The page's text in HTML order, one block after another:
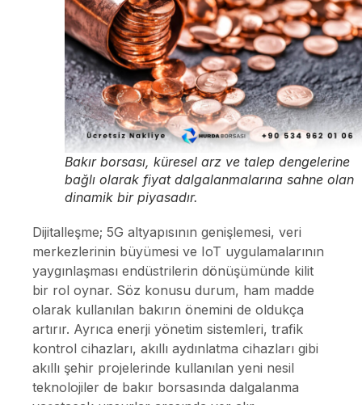
Bakır borsası, küresel arz ve talep dengelerine
bağlı olarak fiyat dalgalanmalarına sahne olan
dinamik bir piyasadır.
Dijitalleşme; 5G altyapısının genişlemesi, veri
merkezlerinin büyümesi ve IoT uygulamalarının
yaygınlaşması endüstrilerin dönüşümünde kilit
bir rol oynar. Söz konusu durum, ham madde
olarak kullanılan bakırın önemini de oldukça
artırır. Ayrıca enerji yönetim sistemleri, trafik
kontrol cihazları, akıllı aydınlatma cihazları gibi
akıllı şehir projelerinde kullanılan yeni nesil
teknolojiler de bakır borsasında dalgalanma